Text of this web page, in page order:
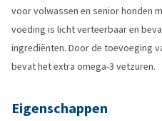
voor volwassen en senior honden
voeding is licht verteerbaar en
ingrediënten. Door de toevoeging
bevat het extra omega-3 vetzuren.
Eigenschappen